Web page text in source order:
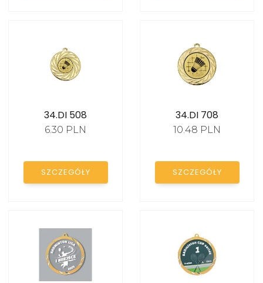
Medale pływanie
Medale strażackie
Medale konie
Medale badminton
Medale szachy
34.DI 508
6.30 PLN
SZCZEGÓŁY
34.DI 708
10.48 PLN
SZCZEGÓŁY